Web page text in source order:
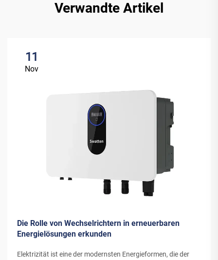
Verwandte Artikel
11
Nov
Die Rolle von Wechselrichtern in erneuerbaren
Energielösungen erkunden
Elektrizität ist eine der modernsten Energieformen, die der